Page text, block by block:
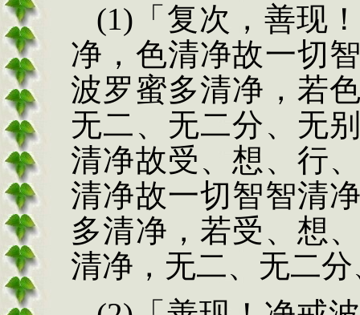
(1) 「复次，善现
净，色清净故一切
波罗蜜多清净，若
无二、无二分、无
清净故受、想、行
清净故一切智智清
多清净，若受、想
清净，无二、无二分